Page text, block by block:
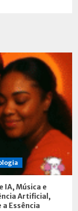
IA, Música e
Artificial,
Essência